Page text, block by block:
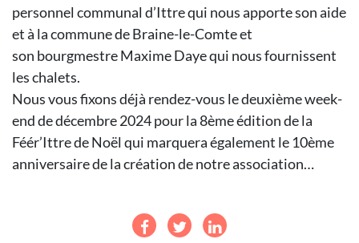
personnel communal d’Ittre qui nous apporte son aide
et à la commune de Braine-le-Comte et
son bourgmestre Maxime Daye qui nous fournissent
les chalets.
Nous vous fixons déjà rendez-vous le deuxième week-
end de décembre 2024 pour la 8ème édition de la
Féér’Ittre de Noël qui marquera également le 10ème
anniversaire de la création de notre association…